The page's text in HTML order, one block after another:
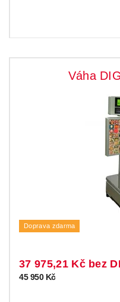
Váha
Doprava zdarma
37 975,21 Kč
45 950 Kč